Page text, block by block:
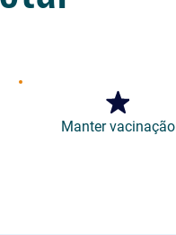
Manter vacinação